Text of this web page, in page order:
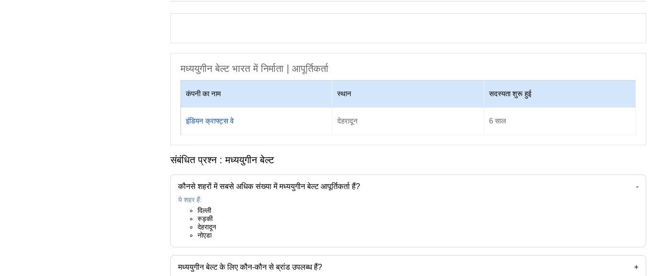
मध्ययुगीन बेल्ट भारत में निर्माता | आपूर्तिकर्ता
कंपनी का नाम स्थान सदस्यता शुरू हुई
इंडियन क्राफ्ट्स वे देहरादून 6 साल
संबंधित प्रश्न :मध्ययुगीन बेल्ट
कौनसे शहरों में सबसे अधिक संख्या में मध्ययुगीन बेल्ट आपूर्तिकर्ता हैं? -
ये शहर हैं:
दिल्ली
रुड़की
देहरादून
नोएडा
मध्ययुगीन बेल्ट के लिए कौन-कौन से ब्रांड उपलब्ध हैं? +